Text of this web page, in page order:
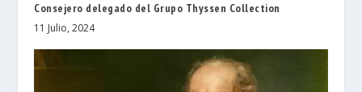
Consejero delegado del Grupo Thyssen Collection
11 Julio, 2024